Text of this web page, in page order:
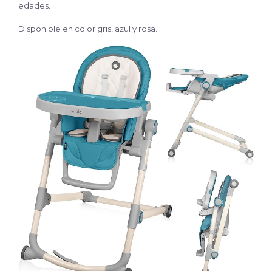
edades.
Disponible en color gris, azul y rosa.